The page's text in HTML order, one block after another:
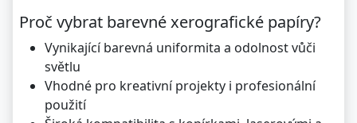
Proč vybrat barevné xerografické papíry?
Vynikající barevná uniformita a odolnost vůči
světlu
Vhodné pro kreativní projekty i profesionální
použití